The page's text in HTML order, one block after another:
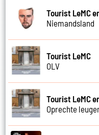
Tourist LeMC
Niemandsland
Tourist LeMC
OLV
Tourist LeMC
Oprechte